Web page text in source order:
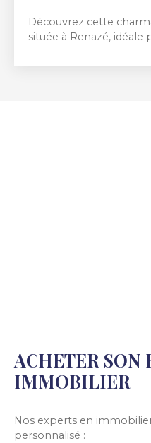
Découvrez cette
située à Renazé,
chaussée : un salon-
ACHETER SON
IMMOBILIER
Nos experts en
personnalisé :